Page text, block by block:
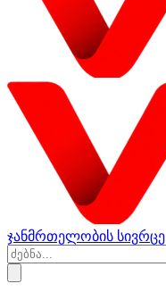
ჯანმრთელობის სივრცე